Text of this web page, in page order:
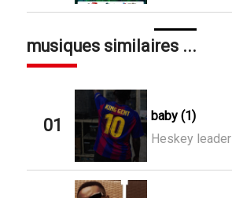
musiques similaires ...
01
baby (1)
Heskey leader